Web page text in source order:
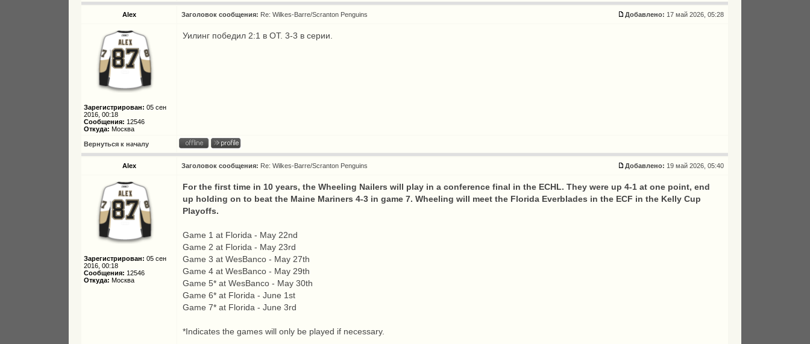
Alex Заголовок сообщения: Re: Wilkes-Barre/Scranton Penguins Добавлено: 17 май 2026, 05:28
Зарегистрирован: 05 сен
2016, 00:18
Сообщения: 12546
Откуда: Москва
Уилинг победил 2:1 в ОТ. 3-3 в серии.
Вернуться к началу
Alex Заголовок сообщения: Re: Wilkes-Barre/Scranton Penguins Добавлено: 19 май 2026, 05:40
Зарегистрирован: 05 сен
2016, 00:18
Сообщения: 12546
Откуда: Москва
For the first time in 10 years, the Wheeling Nailers will play in a conference final in the ECHL. They were up 4-1 at one point, end
up holding on to beat the Maine Mariners 4-3 in game 7. Wheeling will meet the Florida Everblades in the ECF in the Kelly Cup
Playoffs.
Game 1 at Florida - May 22nd
Game 2 at Florida - May 23rd
Game 3 at WesBanco - May 27th
Game 4 at WesBanco - May 29th
Game 5* at WesBanco - May 30th
Game 6* at Florida - June 1st
Game 7* at Florida - June 3rd
*Indicates the games will only be played if necessary.